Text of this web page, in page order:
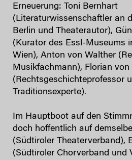
Erneuerung: Toni Bernhart
(Literaturwissenschaftler an
Berlin und Theaterautor),
(Kurator des Essl-Museums
Wien), Anton von Walther
Musikfachmann), Florian von
(Rechtsgeschichteprofessor
Traditionsexperte).
Im Hauptboot auf den
doch hoffentlich auf
(Südtiroler Theaterverband),
(Südtiroler Chorverband und